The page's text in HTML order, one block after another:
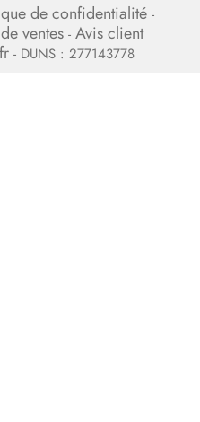
de confidentialité -
ventes - Avis client
- DUNS : 277143778